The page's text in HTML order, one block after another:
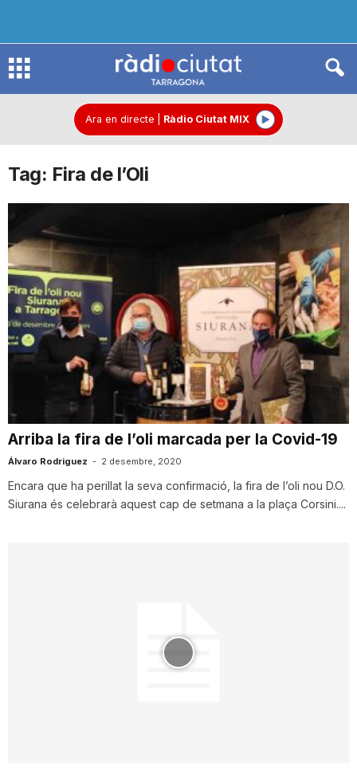
R
d
o
C
u
Ara en directe Ràdio Ciutat MIX
Tag: Fira de l’Oli
Arriba la fira de l’oli marcada per la Covid-19
Álvaro Rodriguez - 2 desembre, 2020
Encara que ha perillat la seva confirmació, la fira de l’oli nou D.O.
Siurana és celebrarà aquest cap de setmana a la plaça Corsini....